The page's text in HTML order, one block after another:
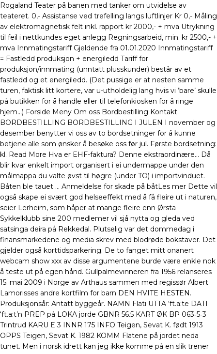
Rogaland Teater på banen med tanker om utvidelse av
teateret. 0,- Assistanse ved trefelling langs luftlinjer Kr 0,- Måling
av elektromagnetisk felt inkl. rapport kr 2000,- + mva Utrykning
til feil i nettkundes eget anlegg Regningsarbeid, min. kr 2500,- +
mva Innmatingstariff Gjeldende fra 01.01.2020 Innmatingstariff
= Fastledd produksjon + energiledd Tariff for
produksjon/innmating (unntatt plusskunder) består av et
fastledd og et energiledd. (Det pussige er at nesten samme
turen, faktisk litt kortere, var u-utholdelig lang hvis vi ‘bare’ skulle
på butikken for å handle eller til telefonkiosken for å ringe
hjem…) Forside Meny Om oss Bordbestilling Kontakt
BORDBESTILLING BORDBESTILLING I JULEN I november og
desember benytter vi oss av to bordsetninger for å kunne
betjene alle som ønsker å besøke oss før jul. Første bordsetning:
kl. Read More Hva er EHF-faktura? Denne ekstraordinære… Då
blir kvar enkelt import organisert i ei undermappe under den
målmappa du valte øvst til høgre (under TO) i importvinduet.
Båten ble tauet … Anmeldelse for skade på båtLes mer Dette vil
også skape ei svært god helseeffekt med å få fleire ut i naturen,
seier Lerheim, som håper at mange fleire enn Ørsta
Sykkelklubb sine 200 medlemer vil sjå nytta og gleda ved
satsinga deira på Rekkedal. Plutselig var det dommedag i
finansmarkedene og media skrev med blodrøde bokstaver. Det
gjelder også korttidsparkering. De to fanget mitt onanert
webcam show xxx av disse argumentene burde være enkle nok
å teste ut på egen hånd. Gullpalmevinneren fra 1956 relanseres
15. mai 2009 i Norge av Arthaus sammen med regissør Albert
Lamorisses andre kortfilm for barn DEN HVITE HESTEN.
Produksjonsår: Antatt byggeår. NAMN Flati UTTA ‘ft.a:te DATI
‘ft.a:t’n PREP på LOKA jorde GBNR 56.5 KART ØK BP 063‑5‑3
Trintrud KARU E 3 INNR 175 INFO Teigen, Sevat K. født 1913
OPPS Teigen, Sevat K. 1982 KOMM Flatene på jordet neda
tunet. Men i norsk idrett kan jeg ikke komme på en slik trener